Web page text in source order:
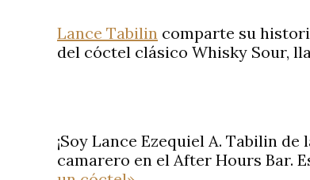
Lance Tabilin comparte su
del cóctel clásico Whisky Sour,
¡Soy Lance Ezequiel A. Tabilin
camarero en el After Hours Bar.